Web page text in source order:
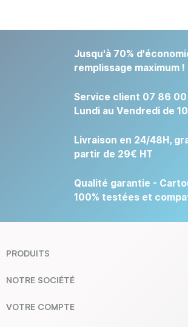
Jusqu'à 70%
remplissage maximum !
Service client 07 86
Lundi au Vendredi de
Livraison en 24/48H,
partir de 29€ HT
Qualité garantie -
100% testées et
PRODUITS
NOTRE SOCIÉTÉ
VOTRE COMPTE